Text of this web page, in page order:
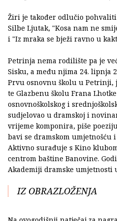
Žiri je također odlučio
Silbe Ljutak, "Kosa nam ne
i "Iz mraka se bježi ravno u
Petrinja nema rodilište pa je
Sisku, a među njima 24. lipnja
Prvu osnovnu školu u Petrinji,
te Glazbenu školu Frana
osnovnoškolskog i
sudjelovao u dramskoj i
vrijeme komponira, piše
bavi se dramskom umjetnošću
Aktivno surađuje s Kino
centrom baštine Banovine.
Akademiji dramske umjetnosti
IZ OBRAZLOŽENJA